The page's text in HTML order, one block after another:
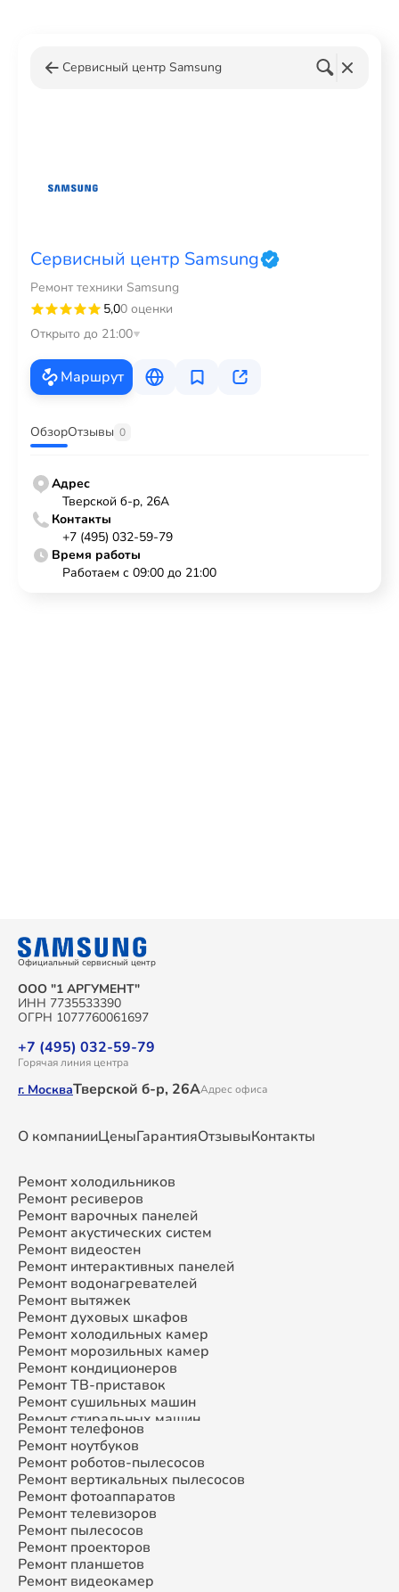
Сервисный центр Samsung
Сервисный центр Samsung
Ремонт техники Samsung
5,00 оценки
Открыто до 21:00
Маршрут
ОбзорОтзывы 0
Адрес
Тверской б-р, 26А
Контакты
+7 (495) 032-59-79
Время работы
Работаем с 09:00 до 21:00
Официальный сервисный центр
ООО "1 АРГУМЕНТ"
ИНН 7735533390
ОГРН 1077760061697
+7 (495) 032-59-79
Горячая линия центра
г. МоскваТверской б-р, 26ААдрес офиса
О компанииЦеныГарантияОтзывыКонтакты
Ремонт холодильников
Ремонт ресиверов
Ремонт варочных панелей
Ремонт акустических систем
Ремонт видеостен
Ремонт интерактивных панелей
Ремонт водонагревателей
Ремонт вытяжек
Ремонт духовых шкафов
Ремонт холодильных камер
Ремонт морозильных камер
Ремонт кондиционеров
Ремонт ТВ-приставок
Ремонт сушильных машин
Ремонт стиральных машин
Ремонт микроволновых печей
Ремонт смарт-часов
Ремонт атс
Ремонт сплит-систем
Ремонт телефонов
Ремонт ноутбуков
Ремонт роботов-пылесосов
Ремонт вертикальных пылесосов
Ремонт фотоаппаратов
Ремонт телевизоров
Ремонт пылесосов
Ремонт проекторов
Ремонт планшетов
Ремонт видеокамер